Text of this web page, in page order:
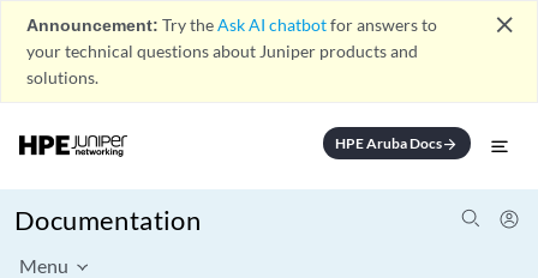
Announcement: Try theAsk AI chatbotfor answers to
your technical questions about Juniper products and
solutions.
close
HPE Aruba Docsarrow_forward
Documentation
Menu